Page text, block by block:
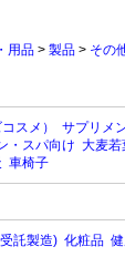
用品 > 製品 > その
スメ） サプリメ
・スパ向け 大麦若
車椅子
託製造) 化粧品